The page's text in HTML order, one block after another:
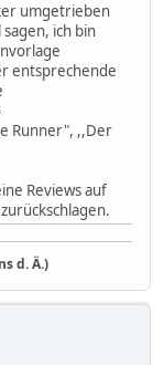
umgetrieben
ich bin
entsprechende
Runner", ,,Der
Reviews auf
d. Ä.)